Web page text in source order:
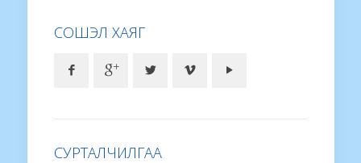
СОШЭЛ ХАЯГ
СУРТАЛЧИЛГАА